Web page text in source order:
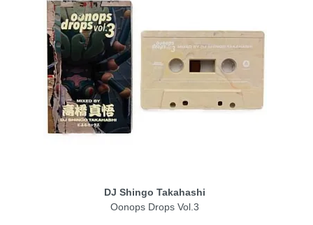
DJ Shingo Takahashi
Oonops Drops Vol.3